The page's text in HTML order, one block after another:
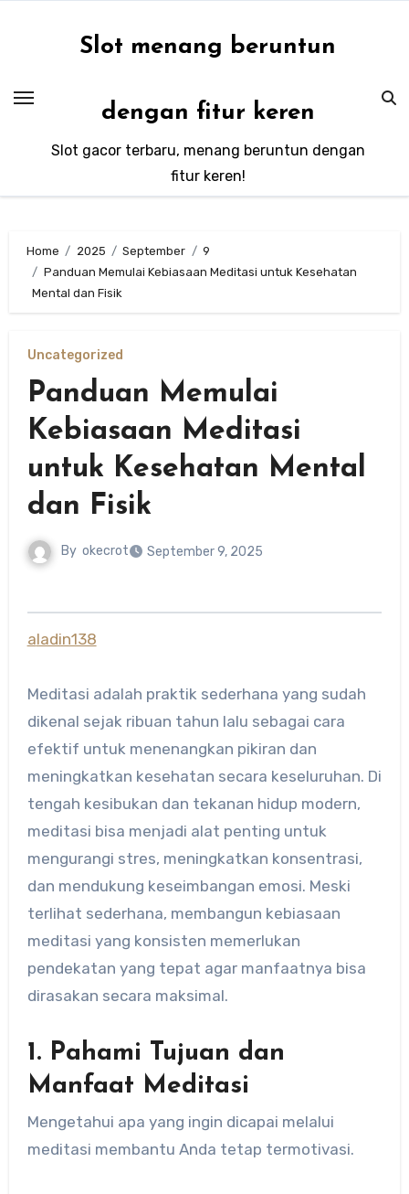
Slot menang beruntun
dengan fitur keren
Slot gacor terbaru, menang beruntun dengan
fitur keren!
Home 2025 September
9
Panduan Memulai Kebiasaan Meditasi untuk Kesehatan
Mental dan Fisik
Uncategorized
Panduan Memulai
Kebiasaan Meditasi
untuk Kesehatan Mental
dan Fisik
By okecrot September 9, 2025
aladin138
Meditasi adalah praktik sederhana yang sudah
dikenal sejak ribuan tahun lalu sebagai cara
efektif untuk menenangkan pikiran dan
meningkatkan kesehatan secara keseluruhan. Di
tengah kesibukan dan tekanan hidup modern,
meditasi bisa menjadi alat penting untuk
mengurangi stres, meningkatkan konsentrasi,
dan mendukung keseimbangan emosi. Meski
terlihat sederhana, membangun kebiasaan
meditasi yang konsisten memerlukan
pendekatan yang tepat agar manfaatnya bisa
dirasakan secara maksimal.
1. Pahami Tujuan dan
Manfaat Meditasi
Mengetahui apa yang ingin dicapai melalui
meditasi membantu Anda tetap termotivasi.